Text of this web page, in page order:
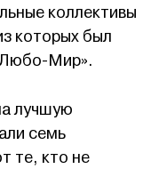
коллективы
которых был
Мир».
лучшую
семь
те, кто не